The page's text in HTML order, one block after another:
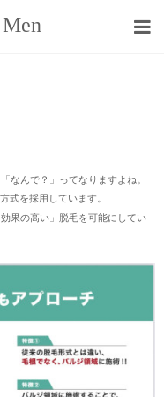
なんで？」ってなりますよね。
式を採用しています。
果の高い」脱毛を可能にしてい